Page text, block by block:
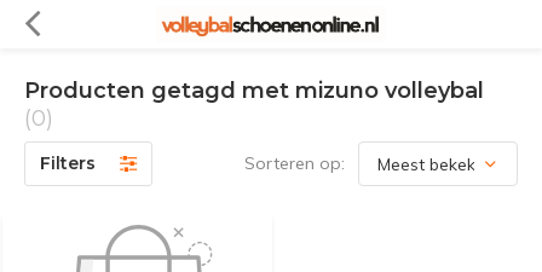
Producten getagd met mizuno volleybal
(0)
Filters Sorteren op: